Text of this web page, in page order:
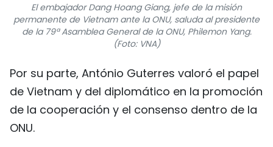
El embajador Dang Hoang Giang, jefe de la misión
permanente de Vietnam ante la ONU, saluda al presidente
de la 79ª Asamblea General de la ONU, Philemon Yang.
(Foto: VNA)
Por su parte, António Guterres valoró el papel
de Vietnam y del diplomático en la promoción
de la cooperación y el consenso dentro de la
ONU.